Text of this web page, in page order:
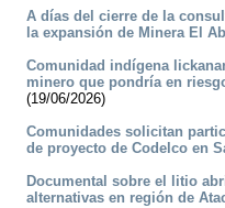
A días del cierre de la
la expansión de Minera El
Comunidad indígena
minero que pondría en
(19/06/2026)
Comunidades solicitan
de proyecto de Codelco en
Documental sobre el litio
alternativas en región de